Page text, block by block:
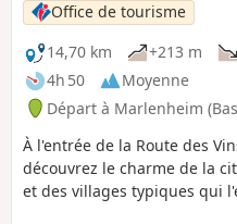
Office de tourisme
14,70 km
+213 m
4h 50
Moyenne
Départ à Marlenheim
À l'entrée de la Route des
découvrez le charme de la
et des villages typiques qui